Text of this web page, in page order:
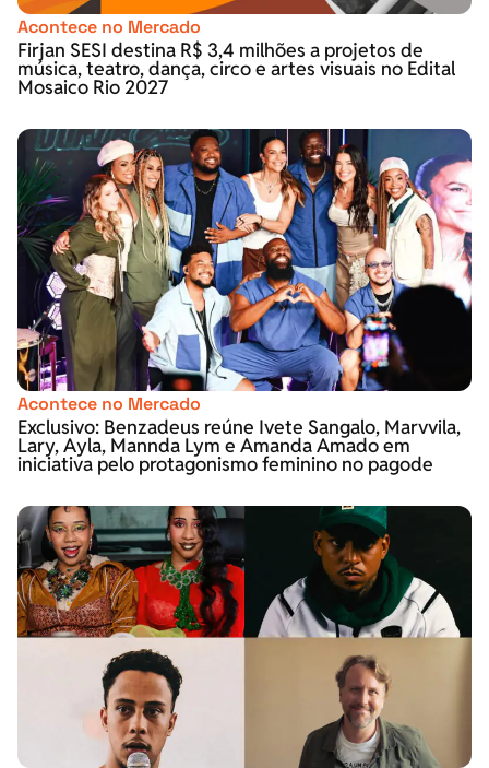
Acontece no Mercado
Firjan SESI destina R$ 3,4 milhões a projetos de
música, teatro, dança, circo e artes visuais no Edital
Mosaico Rio 2027
Acontece no Mercado
Exclusivo: Benzadeus reúne Ivete Sangalo, Marvvila,
Lary, Ayla, Mannda Lym e Amanda Amado em
iniciativa pelo protagonismo feminino no pagode